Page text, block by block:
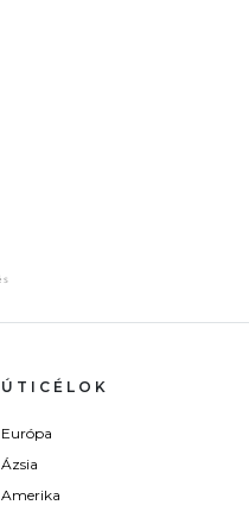
ÚTICÉLOK
Európa
Ázsia
Amerika